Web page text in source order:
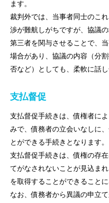
ます。
裁判外では、当事者同士のこ
渉が難航しがちですが、協議
第三者を関与させることで、
場合があり、協議の内容（分
否など）としても、柔軟に話
支払督促
支払督促手続きは、債権者に
みで、債務者の立会いなしに
とができる手続きとなります。
支払督促手続きは、債権の存
てがなされないことが見込ま
を取得することができることに
なお、債務者から異議の申立